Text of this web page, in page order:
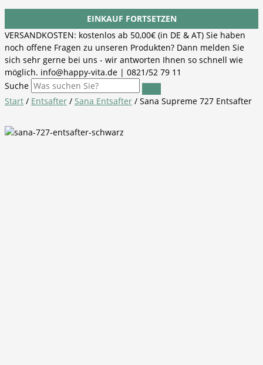
EINKAUF FORTSETZEN
VERSANDKOSTEN: kostenlos ab 50,00€ (in DE & AT) Sie haben
noch offene Fragen zu unseren Produkten? Dann melden Sie
sich sehr gerne bei uns - wir antworten Ihnen so schnell wie
möglich. info@happy-vita.de | 0821/52 79 11
Suche
Start / Entsafter / Sana Entsafter / Sana Supreme 727 Entsafter